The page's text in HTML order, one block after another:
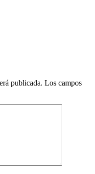
publicada. Los campos